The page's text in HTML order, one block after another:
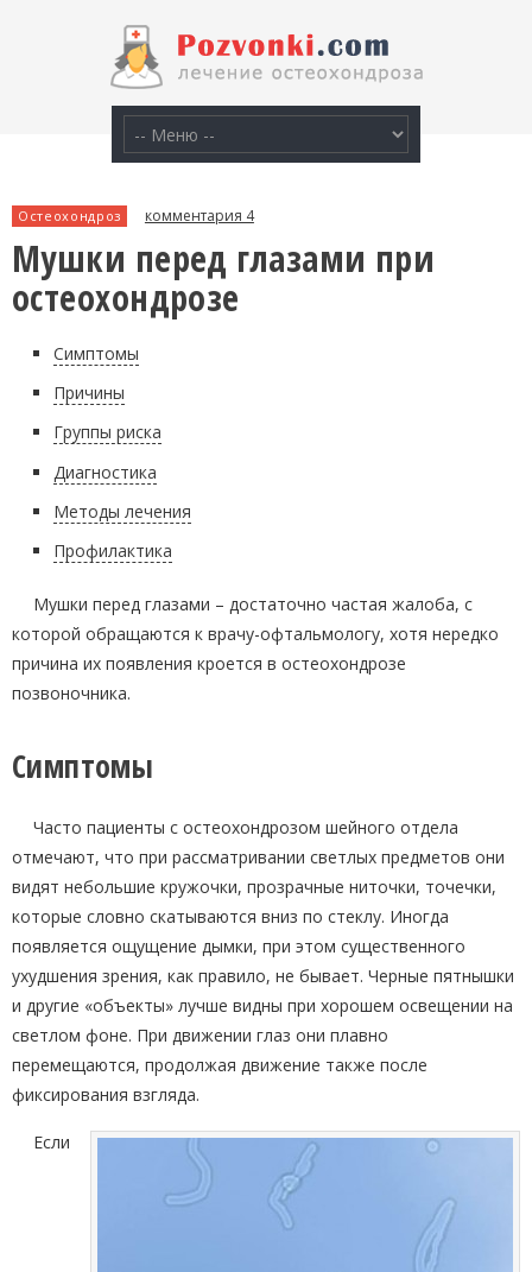
Остеохондроз комментария 4
Мушки перед глазами при
остеохондрозе
Симптомы
Причины
Группы риска
Диагностика
Методы лечения
Профилактика
Мушки перед глазами – достаточно частая жалоба, с
которой обращаются к врачу-офтальмологу, хотя нередко
причина их появления кроется в остеохондрозе
позвоночника.
Симптомы
Часто пациенты с остеохондрозом шейного отдела
отмечают, что при рассматривании светлых предметов они
видят небольшие кружочки, прозрачные ниточки, точечки,
которые словно скатываются вниз по стеклу. Иногда
появляется ощущение дымки, при этом существенного
ухудшения зрения, как правило, не бывает. Черные пятнышки
и другие «объекты» лучше видны при хорошем освещении на
светлом фоне. При движении глаз они плавно
перемещаются, продолжая движение также после
фиксирования взгляда.
Если